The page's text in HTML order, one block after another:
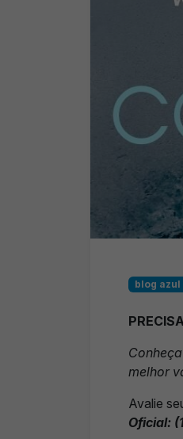
blog
melhor
Avalie
Oficial: